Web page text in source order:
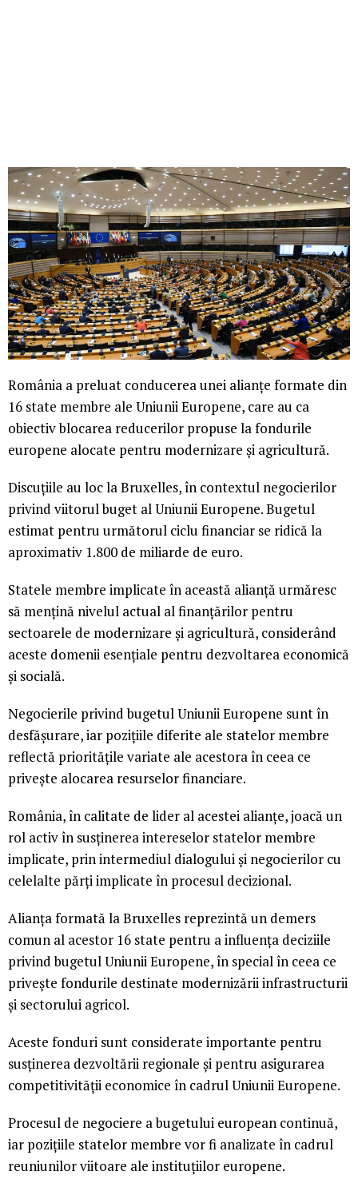
România a preluat conducerea unei alianțe formate din
16 state membre ale Uniunii Europene, care au ca
obiectiv blocarea reducerilor propuse la fondurile
europene alocate pentru modernizare și agricultură.
Discuțiile au loc la Bruxelles, în contextul negocierilor
privind viitorul buget al Uniunii Europene. Bugetul
estimat pentru următorul ciclu financiar se ridică la
aproximativ 1.800 de miliarde de euro.
Statele membre implicate în această alianță urmăresc
să mențină nivelul actual al finanțărilor pentru
sectoarele de modernizare și agricultură, considerând
aceste domenii esențiale pentru dezvoltarea economică
și socială.
Negocierile privind bugetul Uniunii Europene sunt în
desfășurare, iar pozițiile diferite ale statelor membre
reflectă prioritățile variate ale acestora în ceea ce
privește alocarea resurselor financiare.
România, în calitate de lider al acestei alianțe, joacă un
rol activ în susținerea intereselor statelor membre
implicate, prin intermediul dialogului și negocierilor cu
celelalte părți implicate în procesul decizional.
Alianța formată la Bruxelles reprezintă un demers
comun al acestor 16 state pentru a influența deciziile
privind bugetul Uniunii Europene, în special în ceea ce
privește fondurile destinate modernizării infrastructurii
și sectorului agricol.
Aceste fonduri sunt considerate importante pentru
susținerea dezvoltării regionale și pentru asigurarea
competitivității economice în cadrul Uniunii Europene.
Procesul de negociere a bugetului european continuă,
iar pozițiile statelor membre vor fi analizate în cadrul
reuniunilor viitoare ale instituțiilor europene.